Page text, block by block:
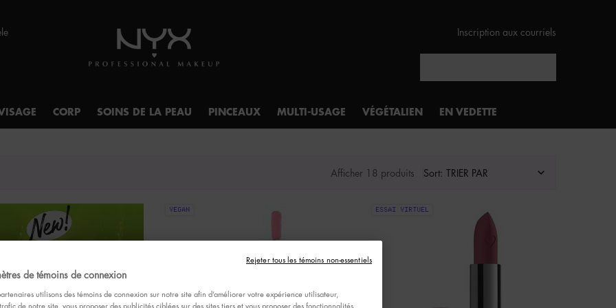
Inscription aux courriels
CORP SOINS DE LA PEAU PINCEAUX MULTI-USAGE VÉGÉTALIEN EN VEDETTE
Afficher 18 produits Sort:
VEGAN ESSAI VIRTUEL
de témoins de connexion
utilisons des témoins de connexion sur notre site afin d’améliorer votre expérience utilisateur,
de notre site, vous proposer des publicités ciblées sur des sites tiers et vous proposer des fonctionnalités
Rejeter tous les témoins non-essentiels